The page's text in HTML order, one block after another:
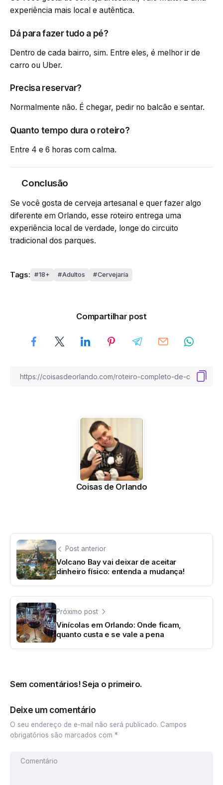
experiência mais local e autêntica.
Dá para fazer tudo a pé?
Dentro de cada bairro, sim. Entre eles, é melhor ir de
carro ou Uber.
Precisa reservar?
Normalmente não. É chegar, pedir no balcão e sentar.
Quanto tempo dura o roteiro?
Entre 4 e 6 horas com calma.
Conclusão
Se você gosta de cerveja artesanal e quer fazer algo
diferente em Orlando, esse roteiro entrega uma
experiência local de verdade, longe do circuito
tradicional dos parques.
Tags: 18+ Adultos Cervejaria
Compartilhar post
Coisas de Orlando
Post anterior
Volcano Bay vai deixar de aceitar
dinheiro físico: entenda a mudança!
Próximo post
Vinícolas em Orlando: Onde ficam,
quanto custa e se vale a pena
Sem comentários! Seja o primeiro.
Deixe um comentário
O seu endereço de e-mail não será publicado. Campos
obrigatórios são marcados com *